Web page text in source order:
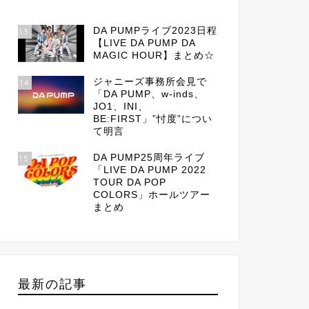
13
DA PUMPライブ2023日程
【LIVE DA PUMP DA
MAGIC HOUR】まとめ☆
14
ジャニーズ事務所会見で
「DA PUMP、w-inds、
JO1、INI、
BE:FIRST」”忖度”につい
て明言
15
DA PUMP25周年ライブ
「LIVE DA PUMP 2022
TOUR DA POP
COLORS」ホールツアー
まとめ
最新の記事